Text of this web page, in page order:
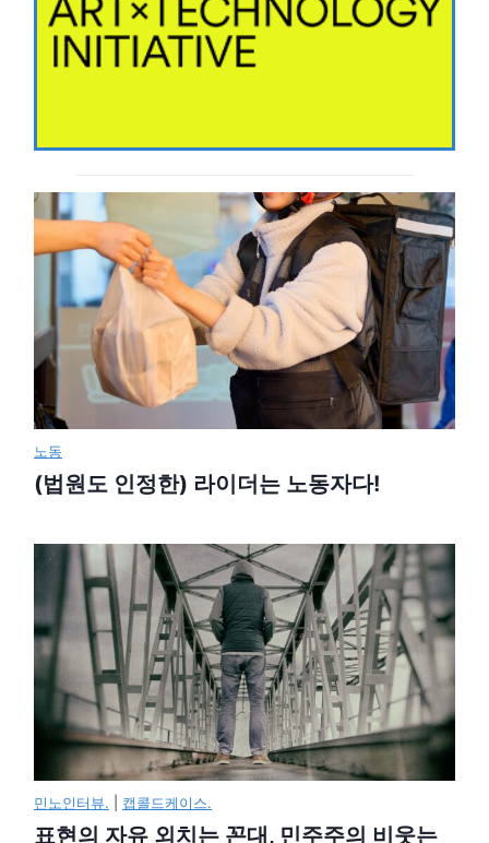
노동
(법원도 인정한) 라이더는 노동자다!
민노인터뷰. 캡콜드케이스.
표현의 자유 외치는 꼰대, 민주주의 비웃는